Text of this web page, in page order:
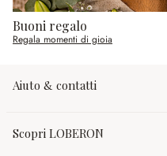
Buoni regalo
Regala momenti di gioia
Aiuto & contatti
Scopri LOBERON